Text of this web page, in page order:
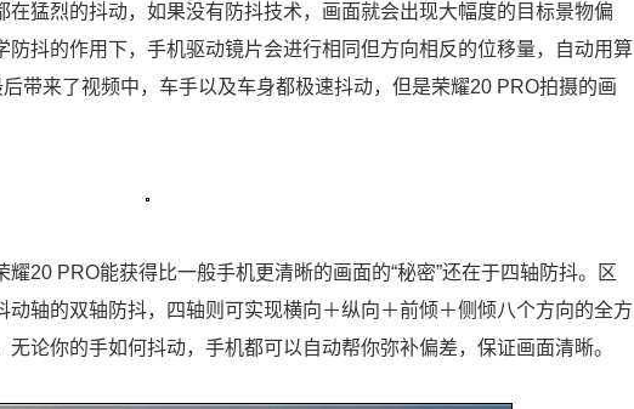
在猛烈的抖动，如果没有防抖技术，画面就会出现大幅度的目标景物偏
抖的作用下，手机驱动镜片会进行相同但方向相反的位移量，自动用算
带来了视频中，车手以及车身都极速抖动，但是荣耀20 PRO拍摄的画
20 PRO能获得比一般手机更清晰的画面的“秘密”还在于四轴防抖。区
轴的双轴防抖，四轴则可实现横向＋纵向＋前倾＋侧倾八个方向的全方
论你的手如何抖动，手机都可以自动帮你弥补偏差，保证画面清晰。